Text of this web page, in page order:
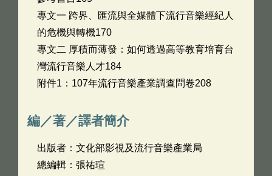
專文一 跨界、匯流與全媒體下流行音樂經紀人
的危機與轉機170
專文二 厚積而薄發：如何透過高等教育培育台
灣流行音樂人才184
附件1：107年流行音樂產業調查問卷208
編／著／譯者簡介
出版者：文化部影視及流行音樂產業局
總編輯：張祐瑄